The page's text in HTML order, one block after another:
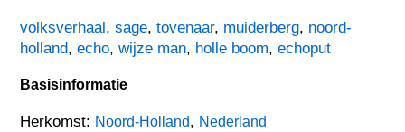
volksverhaal,sage,tovenaar, muiderberg, noord-
holland,echo,wijze man, holle boom,echoput
Basisinformatie
Herkomst: Noord-Holland, Nederland